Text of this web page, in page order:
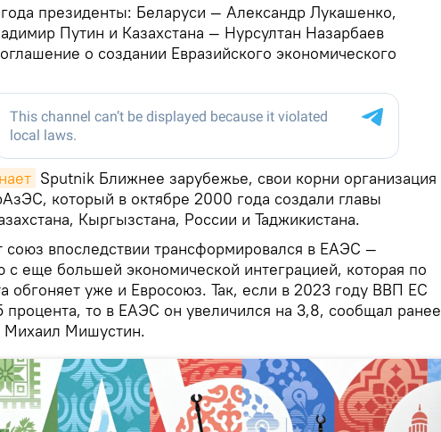
президенты: Беларуси — Александр Лукашенко,
Путин и Казахстана — Нурсултан Назарбаев
о создании Евразийского экономического
Sputnik Ближнее зарубежье, свои корни организация
который в октябре 2000 года создали главы
Кыргызстана, России и Таджикистана.
союз впоследствии трансформировался в ЕАЭС —
с еще большей экономической интеграцией, которая по
обгоняет уже и Евросоюз. Так, если в 2023 году ВВП ЕС
процента, то в ЕАЭС он увеличился на 3,8, сообщал ранее
Мишустин.